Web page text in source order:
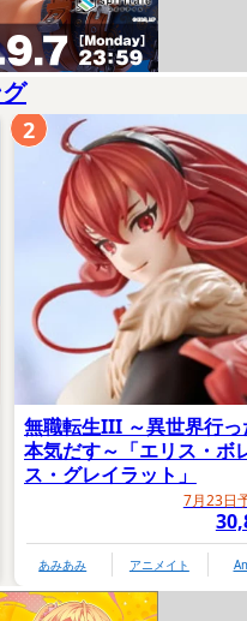
無職転生III ～異世界行っ
本気だす～「エリス・ボ
ス・グレイラット」
7月23日
あみあみ アニメイト
2